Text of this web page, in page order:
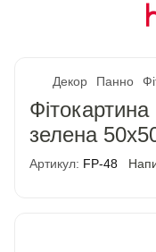
Декор Панно
зелена
Артикул: FP-48